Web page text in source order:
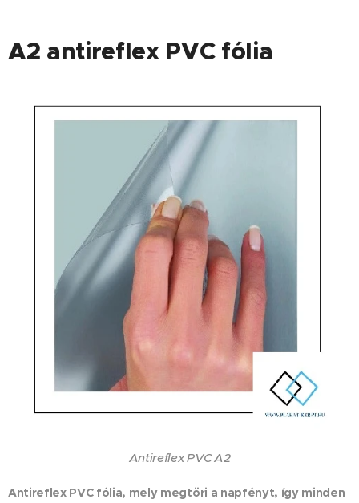
A2 antireflex PVC fólia
Antireflex PVC A2
Antireflex PVC fólia, mely megtöri a napfényt, így minden